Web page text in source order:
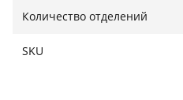
Количество отделений
SKU